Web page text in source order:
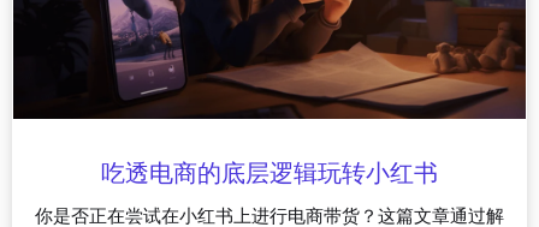
吃透电商的底层逻辑玩转小红书
你是否正在尝试在小红书上进行电商带货？这篇文章通过解